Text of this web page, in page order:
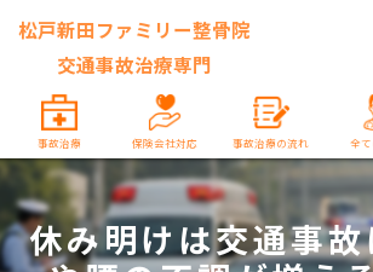
松戸新田ファミリー整骨院
交通事故治療専門
事故治療 保険会社対応 事故治療の流れ 全
休み明けは交通事